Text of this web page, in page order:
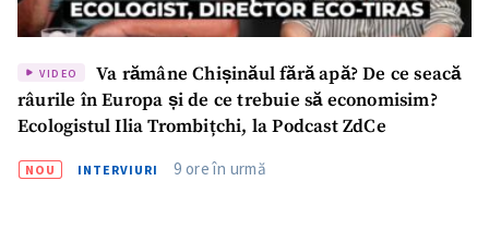
VIDEO
Va rămâne Chișinăul fără apă? De ce seacă
râurile în Europa și de ce trebuie să economisim?
Ecologistul Ilia Trombițchi, la Podcast ZdCe
NOU INTERVIURI 9 ore în urmă